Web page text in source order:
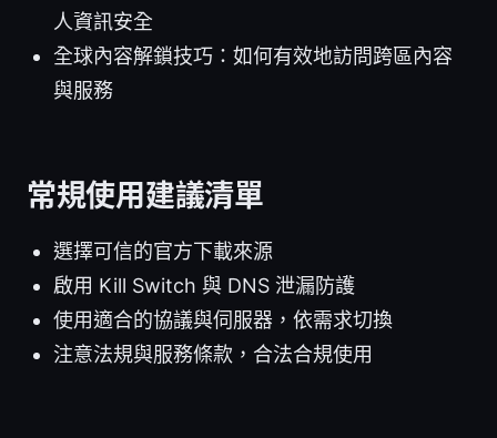
人資訊安全
全球內容解鎖技巧：如何有效地訪問跨區內容
與服務
常規使用建議清單
選擇可信的官方下載來源
啟用 Kill Switch 與 DNS 泄漏防護
使用適合的協議與伺服器，依需求切換
注意法規與服務條款，合法合規使用